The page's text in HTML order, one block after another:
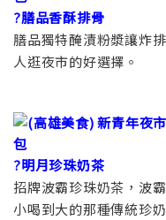
?膳品香酥排骨
膳品獨特醃漬粉漿讓炸
人逛夜市的好選擇。
?明月珍珠奶茶
招牌波霸珍珠奶茶，波
小喝到大的那種傳統珍